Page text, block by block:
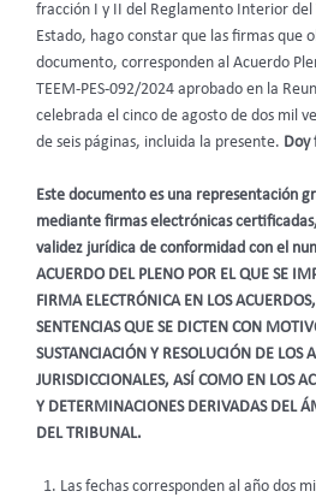
fracción I y II del Reglamento Interior del
Estado, hago constar que las firmas que
documento, corresponden al Acuerdo
TEEM-PES-092/2024 aprobado en la
celebrada el cinco de agosto de dos mil
de seis páginas, incluida la presente. Doy
Este documento es una representación
mediante firmas electrónicas
validez jurídica de conformidad con el
ACUERDO DEL PLENO POR EL QUE SE
FIRMA ELECTRÓNICA EN LOS
SENTENCIAS QUE SE DICTEN CON
SUSTANCIACIÓN Y RESOLUCIÓN DE LOS
JURISDICCIONALES, ASÍ COMO EN LOS
Y DETERMINACIONES DERIVADAS DEL
DEL TRIBUNAL.
Las fechas corresponden al año dos